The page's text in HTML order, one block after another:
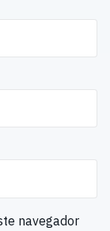
navegador